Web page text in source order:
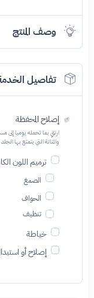
وصف المنتج
تفاصيل
إصلاح المحفظة
والمتانة التي يتمتع بها
مصممة بشكل رائع
ترميم اللون
الصمغ
الحواف
تنظيف
خياطة
إصلاح أو